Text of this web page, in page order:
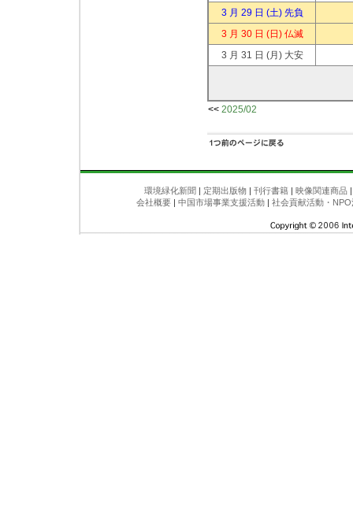
3 月 29 日 (土) 先負
3 月 30 日 (日) 仏滅
3 月 31 日 (月) 大安
<< 2025/02
環境緑化新聞 | 定期出版物| 刊行書籍| 映像関連商品
会社概要 | 中国市場事業支援活動 | 社会貢献活動・NPO